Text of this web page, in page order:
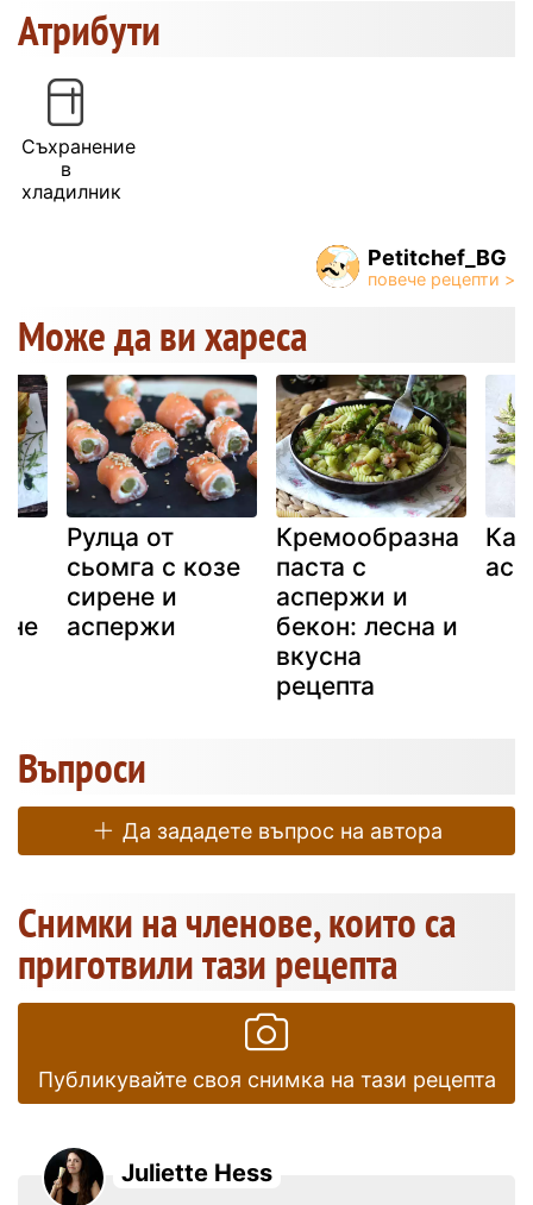
Атрибути
Съхранение
в
хладилник
Petitchef_BG
Може да ви хареса
Рулца от
сьомга с козе
сирене и
аспержи
Кремообразна
паста с
аспержи и
бекон: лесна и
вкусна
рецепта
Въпроси
Да зададете въпрос на автора
Снимки на членове, които са
приготвили тази рецепта
Публикувайте своя снимка на тази рецепта
Juliette Hess